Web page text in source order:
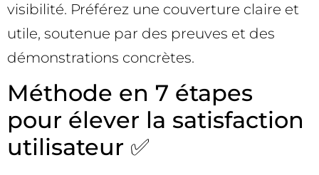
visibilité. Préférez une couverture claire et
utile, soutenue par des preuves et des
démonstrations concrètes.
Méthode en 7 étapes
pour élever la satisfaction
utilisateur ✅